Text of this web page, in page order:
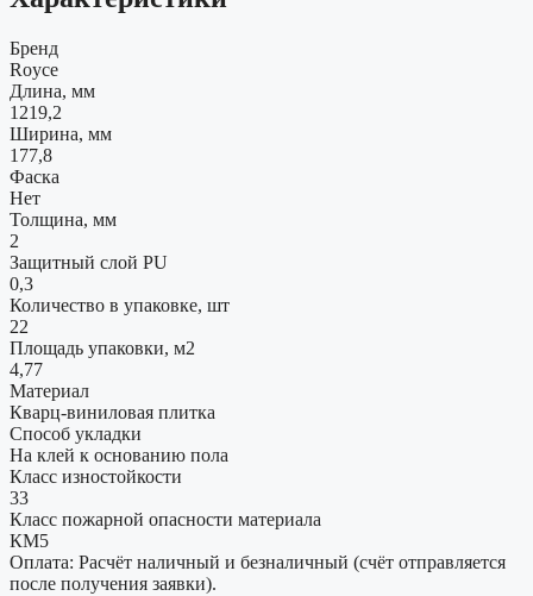
Бренд
Royce
Длина, мм
1219,2
Ширина, мм
177,8
Фаска
Нет
Толщина, мм
2
Защитный слой PU
0,3
Количество в упаковке, шт
22
Площадь упаковки, м2
4,77
Материал
Кварц-виниловая плитка
Способ укладки
На клей к основанию пола
Класс изностойкости
33
Класс пожарной опасности материала
КМ5
Оплата: Расчёт наличный и безналичный (счёт отправляется
после получения заявки).